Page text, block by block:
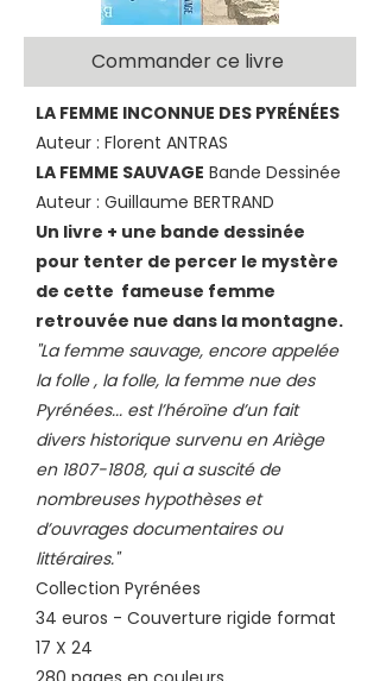
Commander ce livre
LA FEMME INCONNUE DES PYRÉNÉES
Auteur : Florent ANTRAS
LA FEMME SAUVAGE Bande Dessinée
Auteur : Guillaume BERTRAND
Un livre + une bande dessinée
pour tenter de percer le mystère
de cette fameuse femme
retrouvée nue dans la montagne.
"La femme sauvage, encore appelée
la folle , la folle, la femme nue des
Pyrénées... est l’héroïne d’un fait
divers historique survenu en Ariège
en 1807-1808, qui a suscité de
nombreuses hypothèses et
d’ouvrages documentaires ou
littéraires."
Collection Pyrénées
34 euros - Couverture rigide format
17 X 24